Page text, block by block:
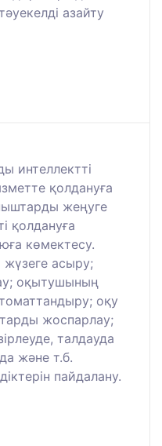
азайту
интеллектті
қолдануға
жеңуге
қолдануға
көмектесу.
жүзеге асыру;
оқытушының
оқу
жоспарлау;
талдауда
және т.б.
пайдалану.